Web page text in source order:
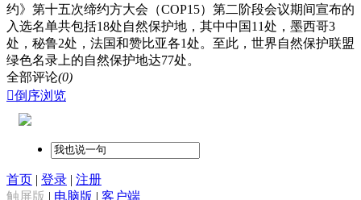
约》第十五次缔约方大会（COP15）第二阶段会议期间宣布的
入选名单共包括18处自然保护地，其中中国11处，墨西哥3
处，秘鲁2处，法国和赞比亚各1处。至此，世界自然保护联盟
绿色名录上的自然保护地达77处。
全部评论(0)
倒序浏览
首页 | 登录 | 注册
触屏版 | 电脑版 | 客户端